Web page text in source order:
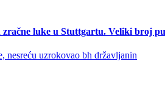
luke u Stuttgartu. Veliki broj